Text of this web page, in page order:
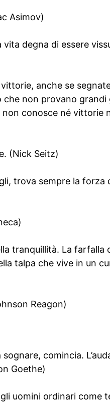
Asimov)
degna di essere
anche se
non provano grandi
conosce né vittorie
(Nick Seitz)
trova sempre la forza
tranquillità. La farfalla
talpa che vive in un
Reagon)
comincia.
Goethe)
uomini ordinari come